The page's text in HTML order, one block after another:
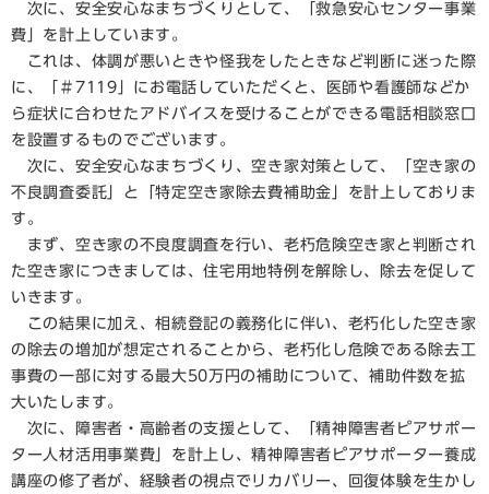
次に、安全安心なまちづくりとして、「救急安心センター事業
費」を計上しています。
これは、体調が悪いときや怪我をしたときなど判断に迷った際
に、「＃7119」にお電話していただくと、医師や看護師などか
ら症状に合わせたアドバイスを受けることができる電話相談窓口
を設置するものでございます。
次に、安全安心なまちづくり、空き家対策として、「空き家の
不良調査委託」と「特定空き家除去費補助金」を計上しておりま
す。
まず、空き家の不良度調査を行い、老朽危険空き家と判断され
た空き家につきましては、住宅用地特例を解除し、除去を促して
いきます。
この結果に加え、相続登記の義務化に伴い、老朽化した空き家
の除去の増加が想定されることから、老朽化し危険である除去工
事費の一部に対する最大50万円の補助について、補助件数を拡
大いたします。
次に、障害者・高齢者の支援として、「精神障害者ピアサポー
ター人材活用事業費」を計上し、精神障害者ピアサポーター養成
講座の修了者が、経験者の視点でリカバリー、回復体験を生かし